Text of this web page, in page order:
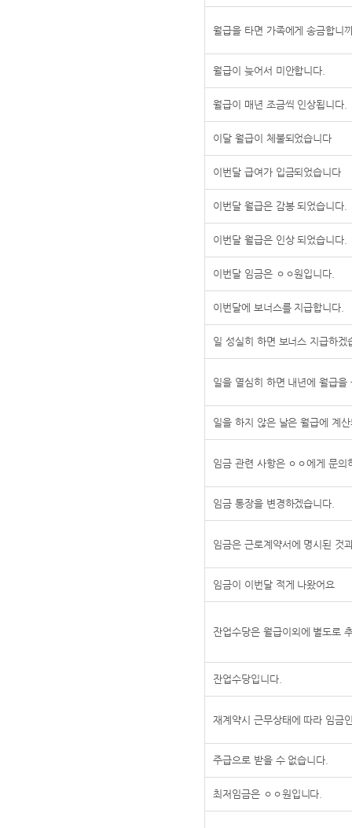
월급을 타면 가족에게 송금합니
월급이 늦어서 미안합니다.
월급이 매년 조금씩 인상됩니다.
이달 월급이 체불되었습니다
이번달 급여가 입금되었습니다
이번달 월급은 감봉 되었습니다.
이번달 월급은 인상 되었습니다.
이번달 임금은 ㅇㅇ원입니다.
이번달에 보너스를 지급합니다.
일 성실히 하면 보너스 지급하겠
일을 열심히 하면 내년에 월급을
일을 하지 않은 날은 월급에 계
임금 관련 사항은 ㅇㅇ에게 문의
임금 통장을 변경하겠습니다.
임금은 근로계약서에 명시된 것
임금이 이번달 적게 나왔어요
잔업수당은 월급이외에 별도로
잔업수당입니다.
재계약시 근무상태에 따라 임금
주급으로 받을 수 없습니다.
최저임금은 ㅇㅇ원입니다.